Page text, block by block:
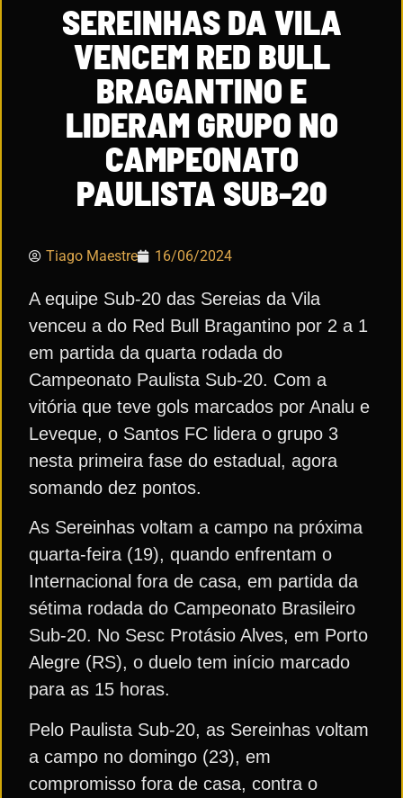
SEREINHAS DA VILA
VENCEM RED BULL
BRAGANTINO E
LIDERAM GRUPO NO
CAMPEONATO
PAULISTA SUB-20
Tiago Maestre 16/06/2024
A equipe Sub-20 das Sereias da Vila
venceu a do Red Bull Bragantino por 2 a 1
em partida da quarta rodada do
Campeonato Paulista Sub-20. Com a
vitória que teve gols marcados por Analu e
Leveque, o Santos FC lidera o grupo 3
nesta primeira fase do estadual, agora
somando dez pontos.
As Sereinhas voltam a campo na próxima
quarta-feira (19), quando enfrentam o
Internacional fora de casa, em partida da
sétima rodada do Campeonato Brasileiro
Sub-20. No Sesc Protásio Alves, em Porto
Alegre (RS), o duelo tem início marcado
para as 15 horas.
Pelo Paulista Sub-20, as Sereinhas voltam
a campo no domingo (23), em
compromisso fora de casa, contra o